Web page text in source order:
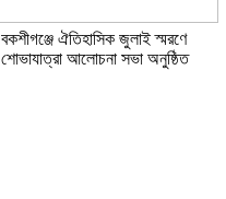
বকশীগঞ্জে ঐতিহাসিক জুলাই স্মরণে
শোভাযাত্রা আলোচনা সভা অনুষ্ঠিত